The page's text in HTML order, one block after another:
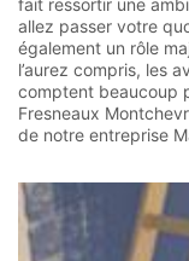
fait ressortir une
allez passer votre
également un rôle
l’aurez compris, les
comptent beaucoup
Fresneaux
de notre entreprise